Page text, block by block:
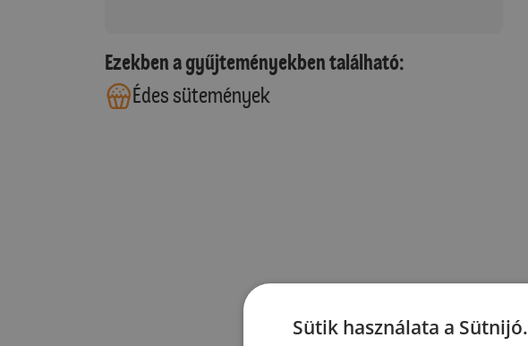
Ezekben a gyűjteményekben található:
Édes sütemények
Sütik használata a